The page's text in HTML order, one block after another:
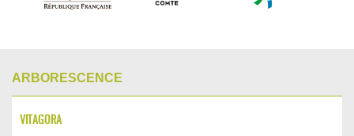
ARBORESCENCE
VITAGORA